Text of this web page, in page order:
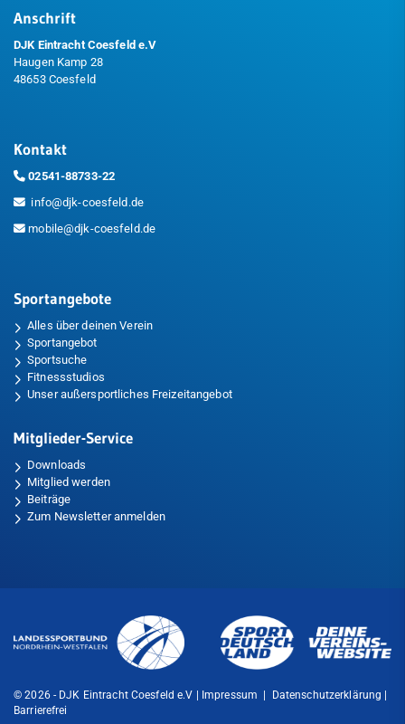
Anschrift
DJK Eintracht Coesfeld e.V
Haugen Kamp 28
48653 Coesfeld
Kontakt
02541-88733-22
info@djk-coesfeld.de
mobile@djk-coesfeld.de
Sportangebote
Alles über deinen Verein
Sportangebot
Sportsuche
Fitnessstudios
Unser außersportliches Freizeitangebot
Mitglieder-Service
Downloads
Mitglied werden
Beiträge
Zum Newsletter anmelden
© 2026 - DJK Eintracht Coesfeld e.V | Impressum | Datenschutzerklärung |
Barrierefrei